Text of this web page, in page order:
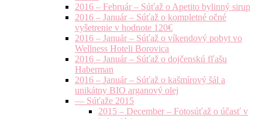
2016 – Február – Súťaž o Apetito bylinný sirup
2016 – Január – Súťaž o kompletné očné
vyšetrenie v hodnote 120€
2016 – Január – Súťaž o víkendový pobyt vo
Wellness Hoteli Borovica
2016 – Január – Súťaž o dojčenskú fľašu
Haberman
2016 – Január – Súťaž o kašmírový šál a
unikátny BIO arganový olej
— Súťaže 2015
2015 – December – Fotosúťaž o účasť v